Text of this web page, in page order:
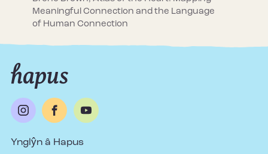
Meaningful Connection and the Language
of Human Connection
Ynglŷn â Hapus